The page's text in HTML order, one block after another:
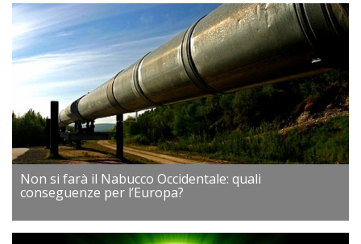
Non si farà il Nabucco Occidentale: quali
conseguenze per l’Europa?